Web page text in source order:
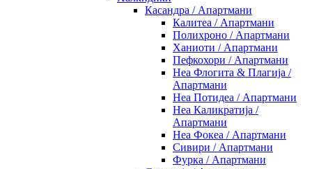
Касандра / Апартмани
Калитеа / Апартмани
Полихроно / Апартмани
Ханиоти / Апартмани
Пефкохори / Апартмани
Неа Флогита & Плагија /
Апартмани
Неа Потидеа / Апартмани
Неа Каликратија /
Апартмани
Неа Фокеа / Апартмани
Сивири / Апартмани
Фурка / Апартмани